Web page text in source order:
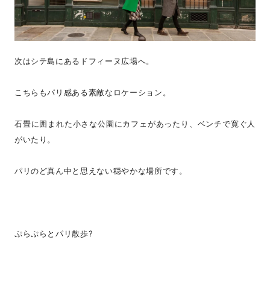
次はシテ島にあるドフィーヌ広場へ。
こちらもパリ感ある素敵なロケーション。
石畳に囲まれた小さな公園にカフェがあったり、ベンチで寛ぐ人
がいたり。
パリのど真ん中と思えない穏やかな場所です。
ぷらぷらとパリ散歩?